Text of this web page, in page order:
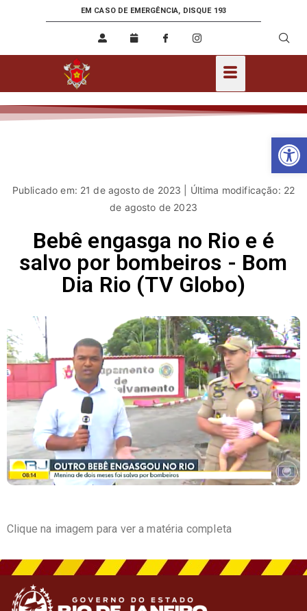
EM CASO DE EMERGÊNCIA, DISQUE 193
Publicado em: 21 de agosto de 2023 | Última modificação: 22
de agosto de 2023
Bebê engasga no Rio e é
salvo por bombeiros - Bom
Dia Rio (TV Globo)
Clique na imagem para ver a matéria completa